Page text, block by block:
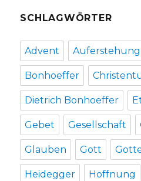
SCHLAGWÖRTER
Advent Auferstehung
Bonhoeffer
Dietrich Bonhoeffer
Gebet Gesellschaft
Glauben Gott
Heidegger Hoffnung